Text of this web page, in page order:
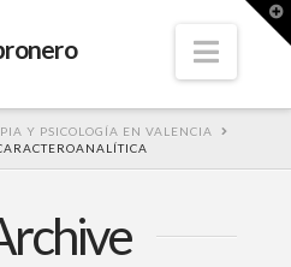
Y PSICOLOGÍA EN VALENCIA